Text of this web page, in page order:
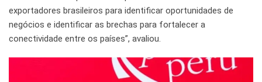
exportadores brasileiros para identificar oportunidades de
negócios e identificar as brechas para fortalecer a
conectividade entre os países”, avaliou.